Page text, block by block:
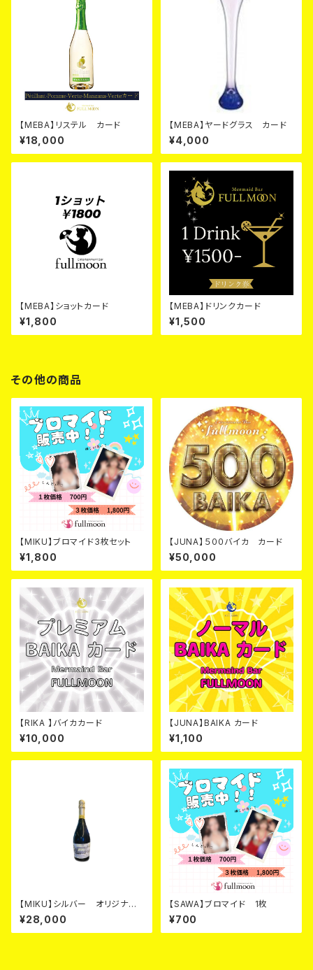
【MEBA】リステル カード
¥18,000
【MEBA】ヤードグラス カード
¥4,000
【MEBA】ショットカード
¥1,800
【MEBA】ドリンクカード
¥1,500
その他の商品
【MIKU】ブロマイド3枚セット
¥1,800
【JUNA】５００バイカ カード
¥50,000
【RIKA 】バイカカード
¥10,000
【JUNA】BAIKA カード
¥1,100
【MIKU】シルバー オリジナル
シャンパン カード
¥28,000
【SAWA】ブロマイド 1枚
¥700